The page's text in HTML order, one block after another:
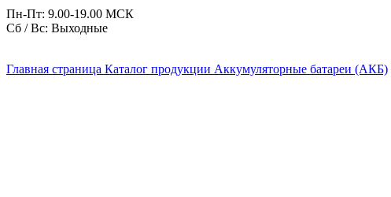
Пн-Пт: 9.00-19.00 МСК
Сб / Вс: Выходные
Главная страница Каталог продукции Аккумуляторные батареи (АКБ)